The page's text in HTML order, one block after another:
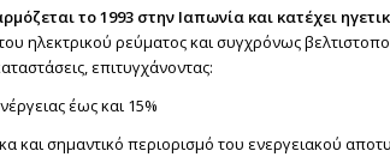
το 1993 στην Ιαπωνία και κατέχει
ηλεκτρικού ρεύματος και συγχρόνως
επιτυγχάνοντας:
έως και 15%
και σημαντικό περιορισμό του ενεργειακού